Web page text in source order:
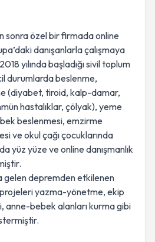
sonra özel bir firmada online
danışanlarla çalışmaya
yılında başladığı sivil toplum
durumlarda beslenme,
(diyabet, tiroid, kalp-damar,
hastalıklar, çölyak), yeme
beslenmesi, emzirme
ve okul çağı çocuklarında
yüz yüze ve online danışmanlık
gelen depremden etkilenen
yazma-yönetme, ekip
anne-bebek alanları kurma gibi